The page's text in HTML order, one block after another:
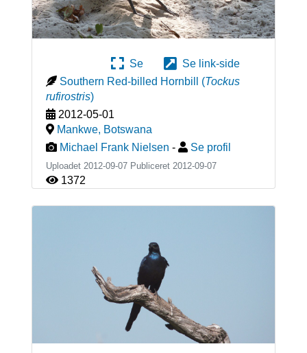
Se
Se link-side
Southern Red-billed Hornbill
(Tockus
rufirostris)
2012-05-01
Mankwe, Botswana
Michael Frank Nielsen - Se profil
Uploadet 2012-09-07 Publiceret 2012-09-07
1372